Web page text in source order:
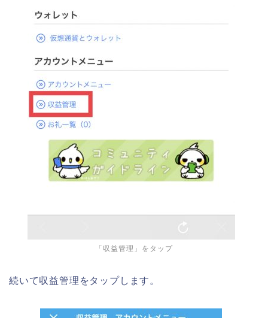
「収益管理」をタップ
続いて収益管理をタップします。